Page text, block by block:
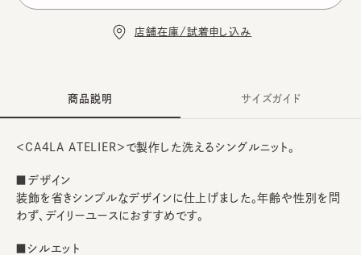
店舗在庫/試着申し込み
商品説明
＜CA4LA ATELIER＞で製作した洗えるシングルニット。
■デザイン
装飾を省きシンプルなデザインに仕上げました。年齢や性別を問
わず、デイリーユースにおすすめです。
■シルエット
サイズガイド